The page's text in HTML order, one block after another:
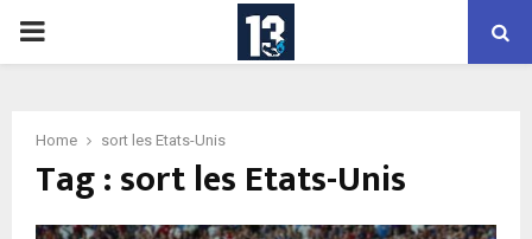
PRIMARY
Home sort les Etats-Unis
Tag : sort les Etats-Unis